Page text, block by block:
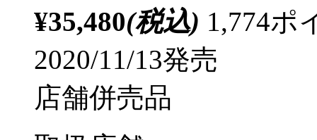
¥35,480(税込) 1,774ポ
2020/11/13発売
店舗併売品